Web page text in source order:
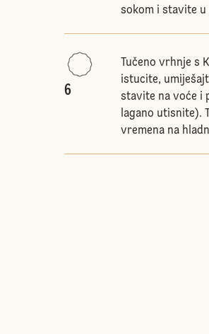
sokom i stavite
6
Tučeno vrhnje s
istucite,
stavite na voće i
lagano utisnite).
vremena na